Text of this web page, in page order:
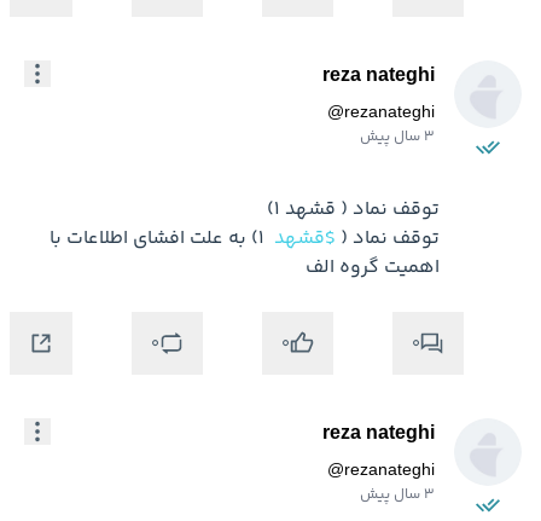
reza nateghi
@rezanateghi
3 سال پیش
توقف نماد ( $قشهد
اهميت گروه الف
0
0
0
reza nateghi
@rezanateghi
3 سال پیش